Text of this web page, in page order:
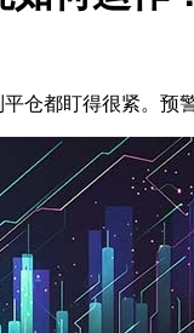
仓都盯得很紧。预